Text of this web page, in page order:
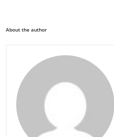
About the author